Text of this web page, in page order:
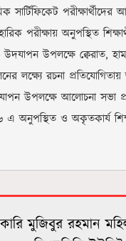
সার্টিফিকেট
পরীক্ষায় অনুপস্থিত
উদযাপন উপলক্ষে ক্বেরাত,
লক্ষ্যে রচনা প্রতিযোগিতায়
উপলক্ষে আলোচনা সভা
অনুপস্থিত ও অকৃতকার্য
মুজিবুর রহমান